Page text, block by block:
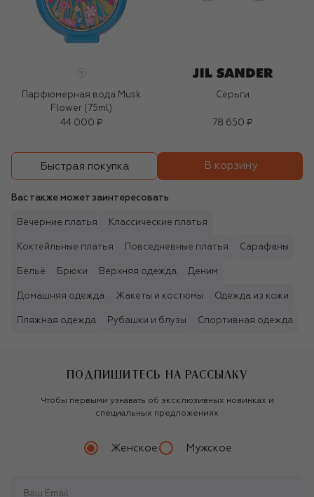
Парфюмерная вода Musk
Flower (75ml)
44 000 ₽
Серьги
78 650 ₽
Быстрая покупка В корзину
Вас также может заинтересовать
Вечерние платья Классические платья
Коктейльные платья Повседневные платья Сарафаны
Бельё Брюки Верхняя одежда Деним
Домашняя одежда Жакеты и костюмы Одежда из кожи
Пляжная одежда Рубашки и блузы Спортивная одежда
ПОДПИШИТЕСЬ НА РАССЫЛКУ
Чтобы первыми узнавать об эксклюзивных новинках и
специальных предложениях
Женское Мужское